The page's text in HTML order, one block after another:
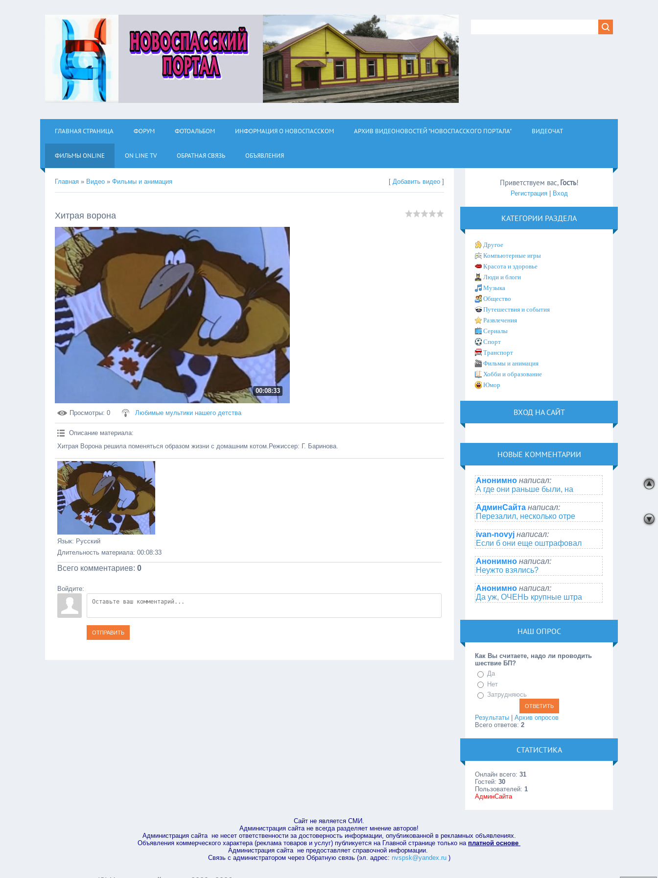
ГЛАВНАЯ СТРАНИЦА ФОРУМ ФОТОАЛЬБОМ ИНФОРМАЦИЯ О НОВОСПАССКОМ АРХИВ ВИДЕОНОВОСТЕЙ "НОВОСПАССКОГО ПОРТАЛА" ВИДЕОЧАТ
ФИЛЬМЫ ОNLINE ON LINE TV ОБРАТНАЯ СВЯЗЬ ОБЪЯВЛЕНИЯ
Главная » Видео » Фильмы и анимация [Добавить видео ]
Хитрая ворона
00:08:33
Просмотры: 0 Любимые мультики нашего детства
Описание материала:
Хитрая Ворона решила поменяться образом жизни с домашним котом.Режиссер: Г. Баринова.
Язык: Русский
Длительность материала: 00:08:33
Всего комментариев: 0
Войдите:
ОТПРАВИТЬ
Приветствуем вас, Гость!
Регистрация| Вход
КАТЕГОРИИ РАЗДЕЛА
Другое
Компьютерные игры
Красота и здоровье
Люди и блоги
Музыка
Общество
Путешествия и события
Развлечения
Сериалы
Спорт
Транспорт
Фильмы и анимация
Хобби и образование
Юмор
ВХОД НА САЙТ
НОВЫЕ КОММЕНТАРИИ
Анонимно написал:
А где они раньше были, на
АдминСайта написал:
Перезалил, несколько отре
ivan-novyj написал:
Если б они еще оштрафовал
Анонимно написал:
Неужто взялись?
Анонимно написал:
Да уж, ОЧЕНЬ крупные штра
НАШ ОПРОС
Как Вы считаете, надо ли проводить
шествие БП?
Да
Нет
Затрудняюсь
Результаты |Архив опросов
Всего ответов:2
СТАТИСТИКА
Онлайн всего:31
Гостей:30
Пользователей: 1
АдминСайта
Сайт не является СМИ.
Администрация сайта не всегда разделяет мнение авторов!
Администрация сайта не несет ответственности за достоверность информации, опубликованной в рекламных объявлениях.
Объявления коммерческого характера (реклама товаров и услуг) публикуется на Главной странице только на платной основе
Администрация сайта не предоставляет справочной информации.
Связь с администратором через Обратную связь (эл. адрес: nvspsk@yandex.ru)